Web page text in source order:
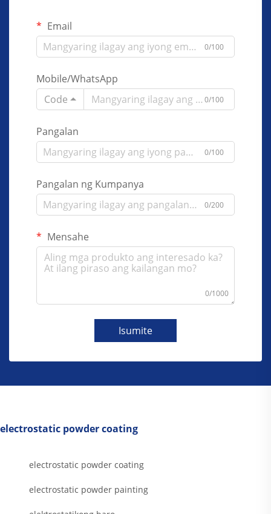
Email
0/100
Mobile/WhatsApp
Code
0/100
Pangalan
0/100
Pangalan ng Kumpanya
0/200
Mensahe
0/1000
Isumite
electrostatic powder coating
electrostatic powder coating
electrostatic powder painting